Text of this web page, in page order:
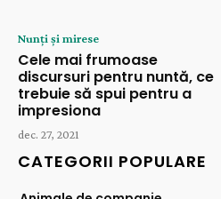
Nunți și mirese
Cele mai frumoase
discursuri pentru nuntă, ce
trebuie să spui pentru a
impresiona
dec. 27, 2021
CATEGORII POPULARE